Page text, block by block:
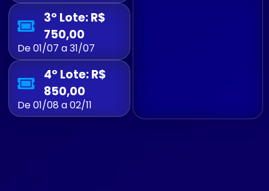
3º Lote: R$
750,00
De 01/07 a 31/07
4º Lote: R$
850,00
De 01/08 a 02/11